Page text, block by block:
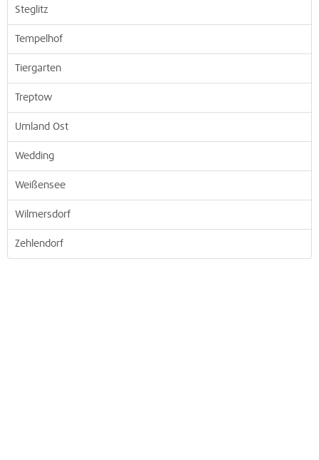
Steglitz
Tempelhof
Tiergarten
Treptow
Umland Ost
Wedding
Weißensee
Wilmersdorf
Zehlendorf